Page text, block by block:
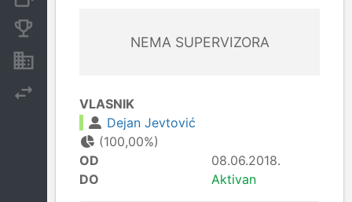
NEMA SUPERVIZORA
VLASNIK
Dejan Jevtović
(100,00%)
OD
08.06.2018.
DO
Aktivan